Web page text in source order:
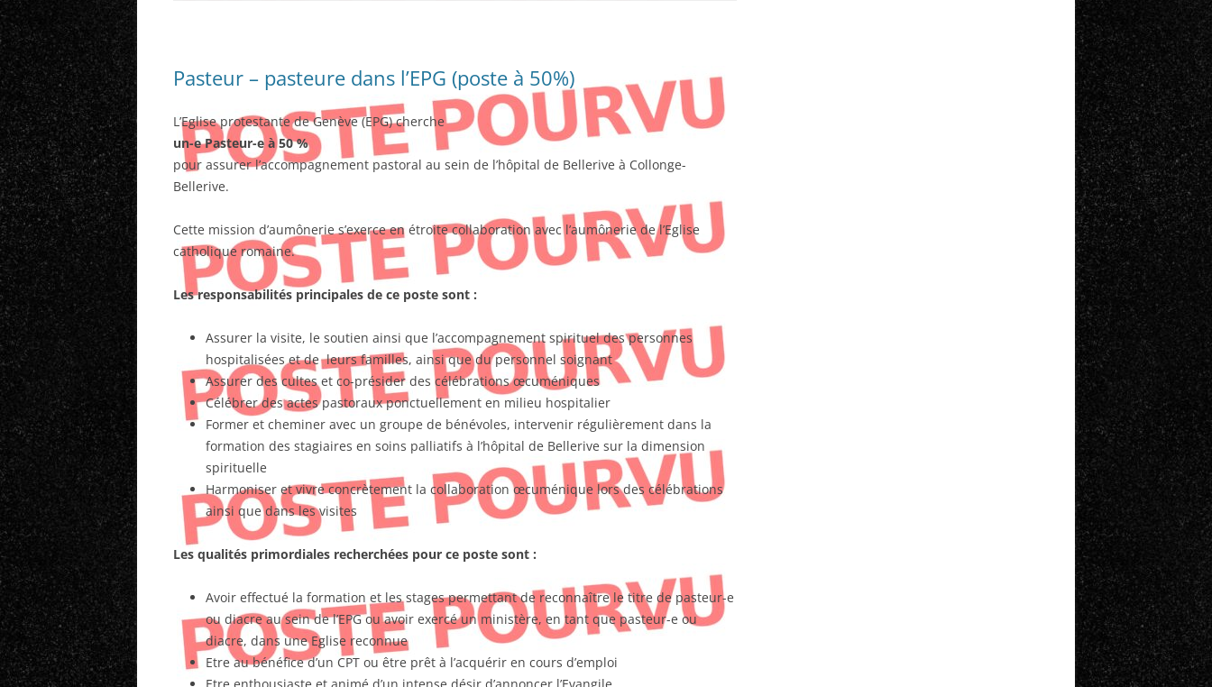
Pasteur – pasteure dans l’EPG (poste à 50%)
L’Eglise protestante de Genève (EPG) cherche
un-e Pasteur-e à 50 %
pour assurer l’accompagnement pastoral au sein de l’hôpital de Bellerive à Collonge-
Bellerive.
Cette mission d’aumônerie s’exerce en étroite collaboration avec l’aumônerie de l’Eglise
catholique romaine.
Les responsabilités principales de ce poste sont :
Assurer la visite, le soutien ainsi que l’accompagnement spirituel des personnes
hospitalisées et de leurs familles, ainsi que du personnel soignant
Assurer des cultes et co-présider des célébrations œcuméniques
Célébrer des actes pastoraux ponctuellement en milieu hospitalier
Former et cheminer avec un groupe de bénévoles, intervenir régulièrement dans la
formation des stagiaires en soins palliatifs à l’hôpital de Bellerive sur la dimension
spirituelle
Harmoniser et vivre concrètement la collaboration œcuménique lors des célébrations
ainsi que dans les visites
Les qualités primordiales recherchées pour ce poste sont :
Avoir effectué la formation et les stages permettant de reconnaître le titre de pasteur-e
ou diacre au sein de l’EPG ou avoir exercé un ministère, en tant que pasteur-e ou
diacre, dans une Eglise reconnue
Etre au bénéfice d’un CPT ou être prêt à l’acquérir en cours d’emploi